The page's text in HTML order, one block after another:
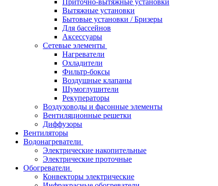
Приточно-вытяжные установки
Вытяжные установки
Бытовые установки / Бризеры
Для бассейнов
Аксессуары
Сетевые элементы
Нагреватели
Охладители
Фильтр-боксы
Воздушные клапаны
Шумоглушители
Рекуператоры
Воздуховоды и фасонные элементы
Вентиляционные решетки
Диффузоры
Вентиляторы
Водонагреватели
Электрические накопительные
Электрические проточные
Обогреватели
Конвекторы электрические